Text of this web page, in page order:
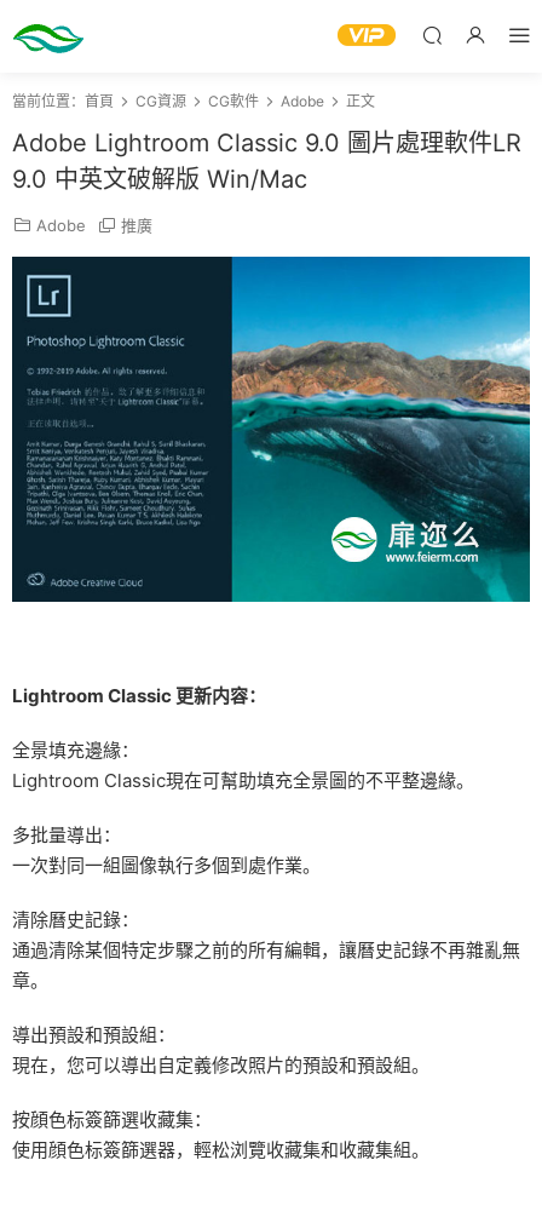
當前位置： 首頁 CG資源 CG軟件 Adobe 正文
Adobe Lightroom Classic 9.0 圖片處理軟件LR
9.0 中英文破解版 Win/Mac
Adobe 推廣
Lightroom Classic 更新内容：
全景填充邊緣：
Lightroom Classic現在可幫助填充全景圖的不平整邊緣。
多批量導出：
一次對同一組圖像執行多個到處作業。
清除曆史記錄：
通過清除某個特定步驟之前的所有編輯，讓曆史記錄不再雜亂無
章。
導出預設和預設組：
現在，您可以導出自定義修改照片的預設和預設組。
按顔色标簽篩選收藏集：
使用顔色标簽篩選器，輕松浏覽收藏集和收藏集組。